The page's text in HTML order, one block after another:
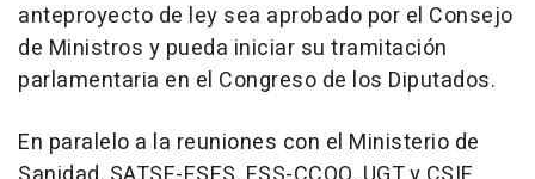
anteproyecto de ley sea aprobado por el Consejo
de Ministros y pueda iniciar su tramitación
parlamentaria en el Congreso de los Diputados.
En paralelo a la reuniones con el Ministerio de